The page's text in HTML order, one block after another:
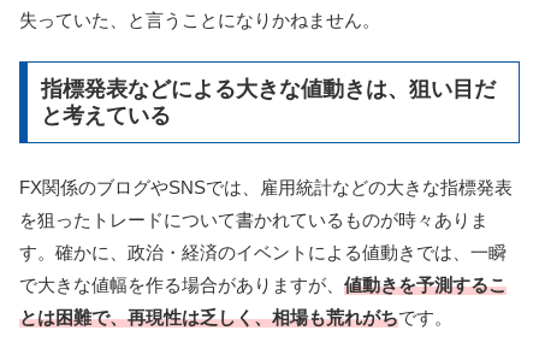
失っていた、と言うことになりかねません。
指標発表などによる大きな値動きは、狙い目だ
と考えている
FX関係のブログやSNSでは、雇用統計などの大きな指標発表
を狙ったトレードについて書かれているものが時々ありま
す。確かに、政治・経済のイベントによる値動きでは、一瞬
で大きな値幅を作る場合がありますが、 値動きを予測するこ
とは困難で、再現性は乏しく、相場も荒れがちです。